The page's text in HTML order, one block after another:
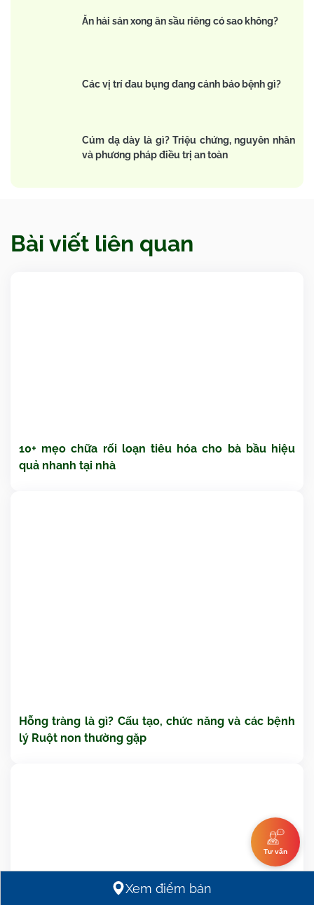
Ăn hải sản xong ăn sầu riêng có sao không?
Các vị trí đau bụng đang cảnh báo bệnh gì?
Cúm dạ dày là gì? Triệu chứng, nguyên nhân
và phương pháp điều trị an toàn
Bài viết liên quan
10+ mẹo chữa rối loạn tiêu hóa cho bà bầu hiệu
quả nhanh tại nhà
Hỗng tràng là gì? Cấu tạo, chức năng và các bệnh
lý Ruột non thường gặp
Tư vấn
Xem điểm bán